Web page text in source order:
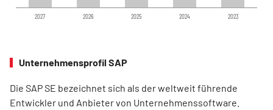
2027 2026 2025 2024 2023
Unternehmensprofil SAP
Die SAP SE bezeichnet sich als der weltweit führende
Entwickler und Anbieter von Unternehmenssoftware.